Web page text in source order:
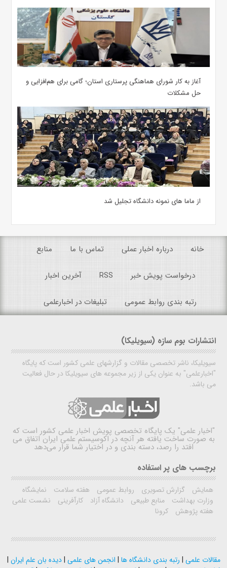
آغاز به کار شورای هماهنگی پرستاری استان؛ گامی برای هم‌افزایی و
حل مشکلات
از ماما های نمونه دانشگاه تجلیل شد
خانه درباره اخبار عملی تماس با ما منابع
درخواست پویش خبر RSS آخرین اخبار
رتبه بندی روابط عمومی تبلیغات در اخبارعلمی
انتشارات بوم سازه (سیویلیکا)
سیویلیکا، ناشر تخصصی مقالات و گزارشهای علمی کشور است که پایگاه
"اخبارعلمی" به عنوان یکی از زیر مجموعه های سیویلیکا در حال فعالیت
می باشد.
"اخبار علمی" یک پایگاه تخصصی پویش اخبار علمی کشور است که
به صورت ساخت یافته هر آنچه در اکوسیستم علمی ایران اتفاق می
افتد را رصد، دسته بندی و در اختیار شما قرار می‌دهد
برچسب های پر استفاده
همایش گزارش تصویری روابط عمومی هفته سلامت
نمایشگاه
وزارت بهداشت
منابع طبیعی دانشگاه آزاد کارآفرینی
نشست علمی
هفته پژوهش
کرونا
مقالات علمی | رتبه بندی دانشگاه ها | انجمن های علمی |دیده بان علم ایران |